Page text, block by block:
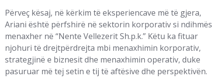
Përveç kësaj, në kërkim të eksperiencave më të gjera,
Ariani është përfshirë në sektorin korporativ si ndihmës
menaxher në “Nente Vellezerit Sh.p.k.” Këtu ka fituar
njohuri të drejtpërdrejta mbi menaxhimin korporativ,
strategjinë e biznesit dhe menaxhimin operativ, duke
pasuruar më tej setin e tij të aftësive dhe perspektivën.